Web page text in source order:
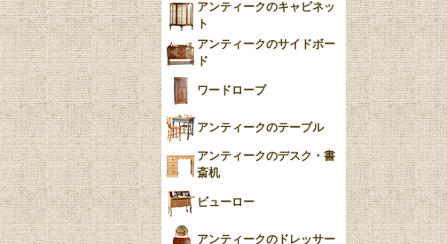
YUAN
チンツ
クリノリン
アンティークのキャビネッ
ト
アンティークのサイドボー
ド
ワードローブ
アンティークのテーブル
アンティークのデスク・書
斎机
ビューロー
アンティークのドレッサー